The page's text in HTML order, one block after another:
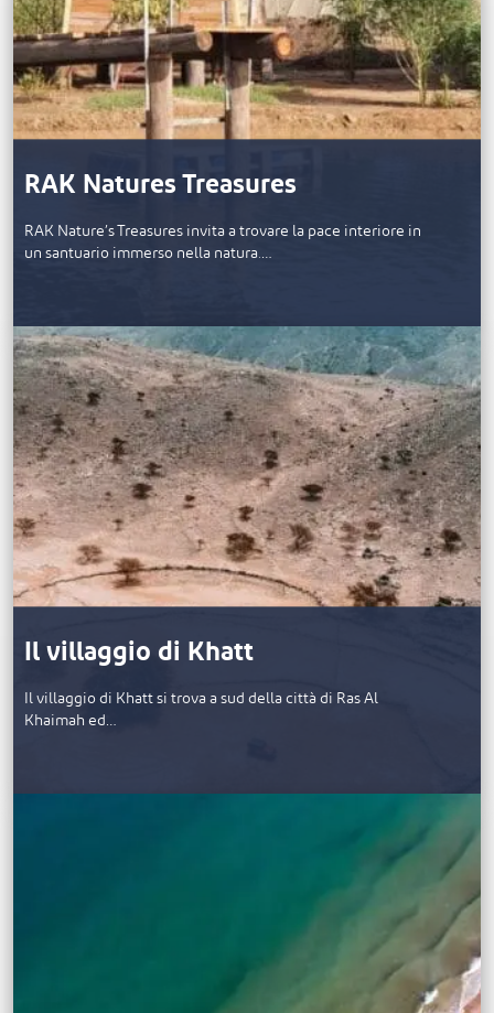
RAK Natures Treasures
RAK Nature’s Treasures invita a trovare la pace interiore in
un santuario immerso nella natura.…
Il villaggio di Khatt
Il villaggio di Khatt si trova a sud della città di Ras Al
Khaimah ed…